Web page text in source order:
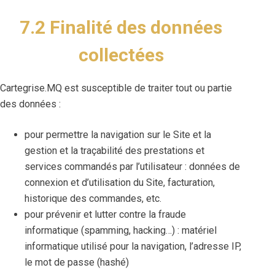
7.2 Finalité des données
collectées
Cartegrise.MQ est susceptible de traiter tout ou partie
des données :
pour permettre la navigation sur le Site et la
gestion et la traçabilité des prestations et
services commandés par l’utilisateur : données de
connexion et d’utilisation du Site, facturation,
historique des commandes, etc.
pour prévenir et lutter contre la fraude
informatique (spamming, hacking…) : matériel
informatique utilisé pour la navigation, l’adresse IP,
le mot de passe (hashé)